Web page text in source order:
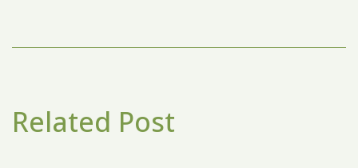
Related Post